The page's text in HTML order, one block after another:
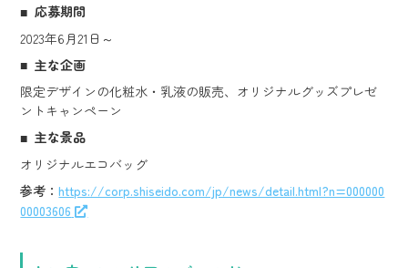
応募期間
2023年6月21日～
主な企画
限定デザインの化粧水・乳液の販売、オリジナルグッズプレゼ
ントキャンペーン
主な景品
オリジナルエコバッグ
参考：https://corp.shiseido.com/jp/news/detail.html?n=000000
00003606